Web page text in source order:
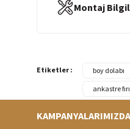
Montaj
Etiketler : boy dolabı
ankastre